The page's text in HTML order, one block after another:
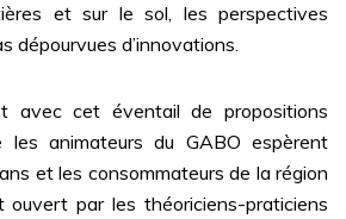
et sur le sol, les perspectives
dépourvues d’innovations.
éventail de propositions
les animateurs du GABO espèrent
et les consommateurs de la région
ouvert par les théoriciens-praticiens